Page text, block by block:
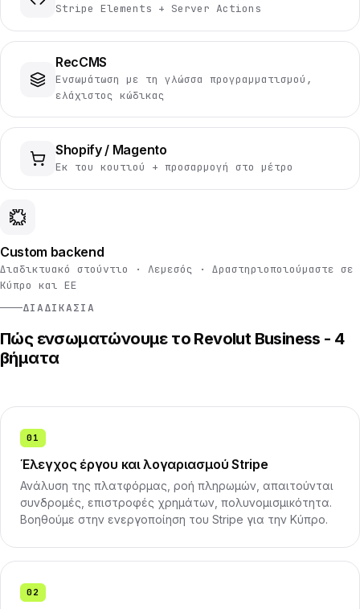
Stripe Elements + Server Actions
RecCMS
Ενσωμάτωση με τη γλώσσα προγραμματισμού,
ελάχιστος κώδικας
Shopify / Magento
Εκ του κουτιού + προσαρμογή στο μέτρο
Custom backend
Διαδικτυακό στούντιο · Λεμεσός · Δραστηριοποιούμαστε σε
Κύπρο και ΕΕ
ΔΙΑΔΙΚΑΣΊΑ
Πώς ενσωματώνουμε το Revolut Business - 4
βήματα
01
Έλεγχος έργου και λογαριασμού Stripe
Ανάλυση της πλατφόρμας, ροή πληρωμών, απαιτούνται
συνδρομές, επιστροφές χρημάτων, πολυνομισμικότητα.
Βοηθούμε στην ενεργοποίηση του Stripe για την Κύπρο.
02